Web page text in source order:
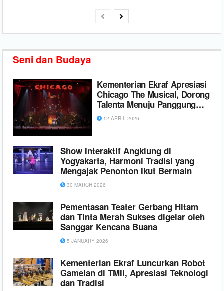
Seni dan Budaya
Kementerian Ekraf Apresiasi
Chicago The Musical, Dorong
Talenta Menuju Panggung
Global
12 APRIL 2026
Show Interaktif Angklung di
Yogyakarta, Harmoni Tradisi yang
Mengajak Penonton Ikut Bermain
30 MARCH 2026
Pementasan Teater Gerbang Hitam
dan Tinta Merah Sukses digelar oleh
Sanggar Kencana Buana
5 JANUARY 2026
Kementerian Ekraf Luncurkan Robot
Gamelan di TMII, Apresiasi Teknologi
dan Tradisi